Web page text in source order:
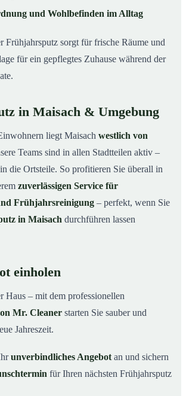
und Wohlbefinden im Alltag
Frühjahrsputz sorgt für frische Räume und
für ein gepflegtes Zuhause während der
in Maisach & Umgebung
liegt Maisach westlich von
Teams sind in allen Stadtteilen aktiv –
die Ortsteile. So profitieren Sie überall in
zuverlässigen Service für
Frühjahrsreinigung – perfekt, wenn Sie
in Maisach durchführen lassen
einholen
Haus – mit dem professionellen
Mr. Cleaner starten Sie sauber und
Jahreszeit.
unverbindliches Angebot an und sichern
für Ihren nächsten Frühjahrsputz